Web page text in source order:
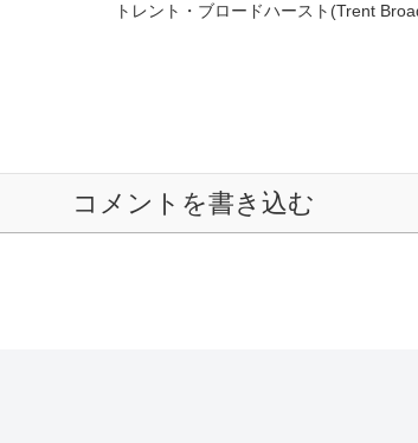
トレント・ブロードハースト(Trent
コメントを書き込む